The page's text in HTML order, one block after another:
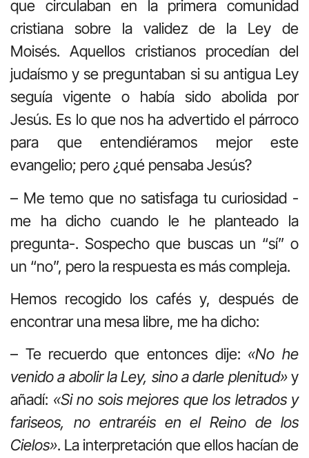
que circulaban en la primera comunidad
cristiana sobre la validez de la Ley de
Moisés. Aquellos cristianos procedían del
judaísmo y se preguntaban si su antigua Ley
seguía vigente o había sido abolida por
Jesús. Es lo que nos ha advertido el párroco
para que entendiéramos mejor este
evangelio; pero ¿qué pensaba Jesús?
– Me temo que no satisfaga tu curiosidad -
me ha dicho cuando le he planteado la
pregunta-. Sospecho que buscas un “sí” o
un “no”, pero la respuesta es más compleja.
Hemos recogido los cafés y, después de
encontrar una mesa libre, me ha dicho:
– Te recuerdo que entonces dije: «No he
venido a abolir la Ley, sino a darle plenitud»y
añadí: «Si no sois mejores que los letrados y
fariseos, no entraréis en el Reino de los
Cielos». La interpretación que ellos hacían de